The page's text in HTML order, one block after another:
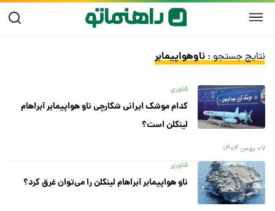
نتایج جستجو :ناوهواپیمابر
فناوری
کدام موشک ایرانی شکارچی ناو هواپیمابر آبراهام
لینکلن است؟
۰۷ بهمن ۱۴۰۴
فناوری
ناو هواپیمابر آبراهام لینکلن را می‌توان غرق کرد؟